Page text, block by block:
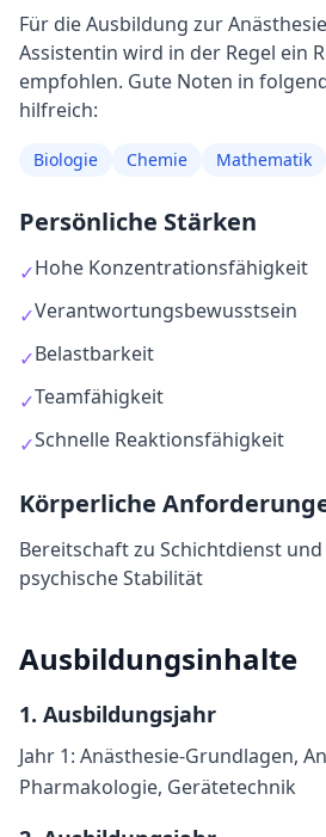
Für die Ausbildung zur
Assistentin wird in der Regel ein
empfohlen. Gute Noten in
hilfreich:
Biologie Chemie Mathematik
Persönliche Stärken
✓Hohe Konzentrationsfähigkeit
✓Verantwortungsbewusstsein
✓Belastbarkeit
✓Teamfähigkeit
✓Schnelle Reaktionsfähigkeit
Körperliche
Bereitschaft zu Schichtdienst
psychische Stabilität
Ausbildungsinhalte
1. Ausbildungsjahr
Jahr 1: Anästhesie-Grundlagen,
Pharmakologie, Gerätetechnik